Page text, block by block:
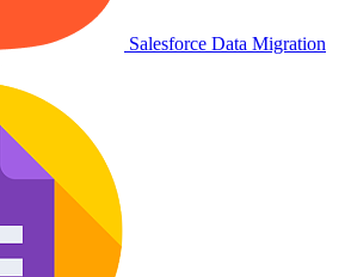
Salesforce Data Migration